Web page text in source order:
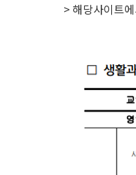
> 해당사이트